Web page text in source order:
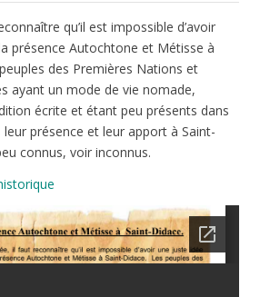
qu’il est impossible d’avoir
présence Autochtone et Métisse à
des Premières Nations et
ayant un mode de vie nomade,
écrite et étant peu présents dans
présence et leur apport à Saint-
connus, voir inconnus.